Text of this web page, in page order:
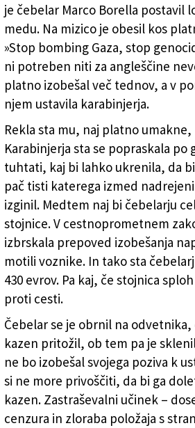
Zadruga PD
Naročnine
je čebelar Marco Borella postavil
medu. Na mizico je obesil kos
»Stop bombing Gaza, stop
ni potreben niti za angleščine
platno izobešal več tednov, a v
njem ustavila karabinjerja.
Rekla sta mu, naj platno
Karabinjerja sta se popraskala po
tuhtati, kaj bi lahko ukrenila, da
pač tisti katerega izmed
izginil. Medtem naj bi čebelarju
stojnice. V cestnoprometnem
izbrskala prepoved izobešanja
motili voznike. In tako sta
430 evrov. Pa kaj, če stojnica
proti cesti.
Čebelar se je obrnil na odvetnika,
kazen pritožil, ob tem pa je
ne bo izobešal svojega poziva k
si ne more privoščiti, da bi ga
kazen. Zastraševalni učinek –
cenzura in zloraba položaja s